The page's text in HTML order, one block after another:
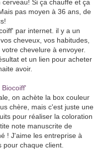
Si ça chauffe et ça
pas moyen à 36 ans, de
par internet. il y a un
cheveux, vos habitudes,
chevelure à envoyer.
et un lien pour acheter
avoir.
on achète la box couleur
chère, mais c'est juste une
pour réaliser la coloration
note manuscrite de
! J'aime les entreprise à
chaque client.